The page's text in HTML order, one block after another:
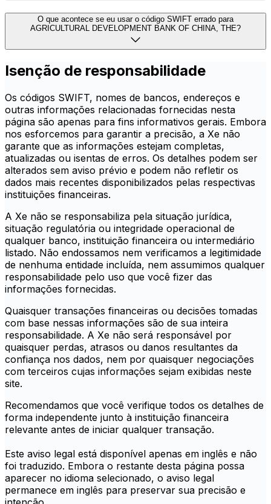
O que acontece se eu usar o código SWIFT errado para
AGRICULTURAL DEVELOPMENT BANK OF CHINA, THE?
Isenção de responsabilidade
Os códigos SWIFT, nomes de bancos, endereços e
outras informações relacionadas fornecidas nesta
página são apenas para fins informativos gerais. Embora
nos esforcemos para garantir a precisão, a Xe não
garante que as informações estejam completas,
atualizadas ou isentas de erros. Os detalhes podem ser
alterados sem aviso prévio e podem não refletir os
dados mais recentes disponibilizados pelas respectivas
instituições financeiras.
A Xe não se responsabiliza pela situação jurídica,
situação regulatória ou integridade operacional de
qualquer banco, instituição financeira ou intermediário
listado. Não endossamos nem verificamos a legitimidade
de nenhuma entidade incluída, nem assumimos qualquer
responsabilidade pelo uso que você fizer das
informações fornecidas.
Quaisquer transações financeiras ou decisões tomadas
com base nessas informações são de sua inteira
responsabilidade. A Xe não será responsável por
quaisquer perdas, atrasos ou danos resultantes da
confiança nos dados, nem por quaisquer negociações
com terceiros cujas informações sejam exibidas neste
site.
Recomendamos que você verifique todos os detalhes de
forma independente junto à instituição financeira
relevante antes de iniciar qualquer transação.
Este aviso legal está disponível apenas em inglês e não
foi traduzido. Embora o restante desta página possa
aparecer no idioma selecionado, o aviso legal
permanece em inglês para preservar sua precisão e